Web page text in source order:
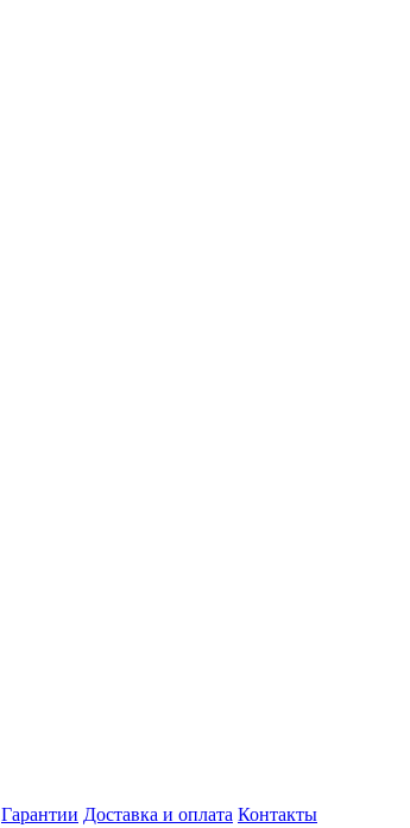
Гарантии Доставка и оплата Контакты